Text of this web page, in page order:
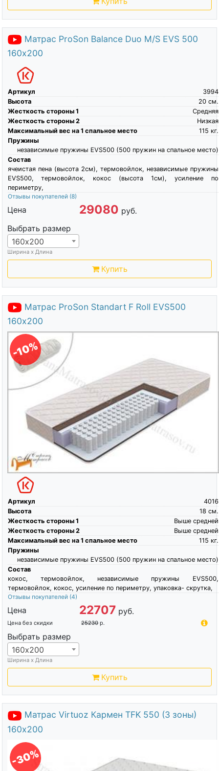
Матрас ProSon Balance Duo M/S EVS 500
160х200
Артикул
3994
Высота
см.
20
Жесткость стороны 1
Средняя
Жесткость стороны 2
Низкая
Максимальный вес на 1 спальное место
кг.
115
Пружины
независимые пружины EVS500 (500 пружин на спальное место)
Состав
ячеистая пена (высота 2см), термовойлок, независимые пружины
EVS500, термовойлок, кокос (высота 1см), усиление по
периметру,
Отзывы покупателей (8)
Цена 29080 руб.
Выбрать размер
160х200
Ширина х Длина
Купить
Матрас ProSon Standart F Roll EVS500
160х200
-10%
Артикул
4016
Высота
см.
18
Жесткость стороны 1
Выше средней
Жесткость стороны 2
Выше средней
Максимальный вес на 1 спальное место
кг.
115
Пружины
независимые пружины EVS500 (500 пружин на спальное место)
Состав
кокос, термовойлок, независимые пружины EVS500,
термовойлок, кокос, усиление по периметру, упаковка- скрутка,
Отзывы покупателей (4)
Цена 22707 руб.
Цена без скидки 25230 р.
Выбрать размер
160х200
Ширина х Длина
Купить
Матрас Virtuoz Кармен TFK 550 (3 зоны)
160х200
-30%